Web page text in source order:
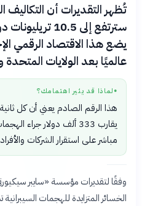
تُظهر التقديرات أن التكاليف
يضع هذا الاقتصاد الرقمي
عالميًا بعد الولايات
● لماذا قد يثير اهتمامك؟
هذا الرقم الصادم يعني أن كل
يقارب 333 ألف دولار جراء
مباشر على استقرار الشركات